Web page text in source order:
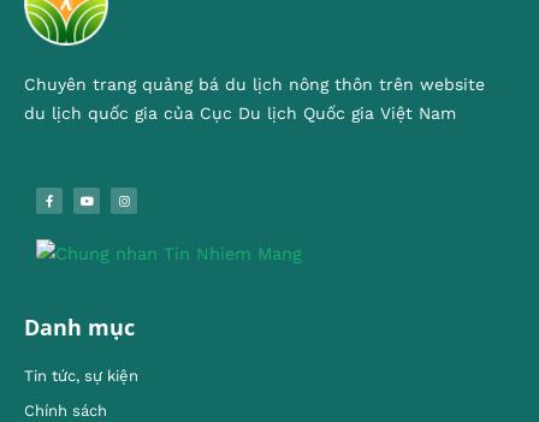
Chuyên trang quảng bá du lịch nông thôn trên website
du lịch quốc gia của Cục Du lịch Quốc gia Việt Nam
Danh mục
Tin tức, sự kiện
Chính sách